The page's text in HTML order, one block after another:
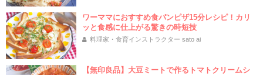
ワーママにおすすめ食パンピザ15分レシピ！カリ
ッと食感に仕上がる驚きの時短技
料理家・食育インストラクター sato ai
【無印良品】大豆ミートで作るトマトクリームシ